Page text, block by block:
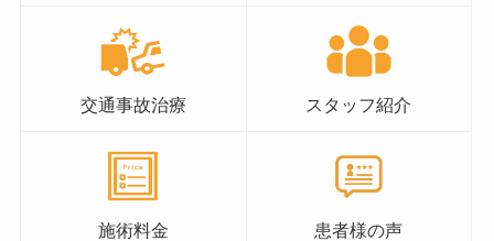
交通事故治療 スタッフ紹介
施術料金 患者様の声